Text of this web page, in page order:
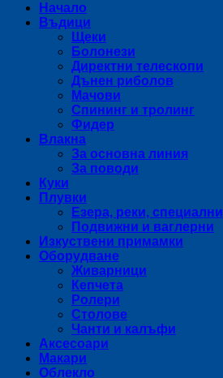
Начало
Въдици
Щеки
Болонези
Директни телескопи
Дънен риболов
Мачови
Спининг и тролинг
Фидер
Влакна
За основна линия
За поводи
Куки
Плувки
Езера, реки, специални
Подвижни и ваглерни
Изкуствени примамки
Оборудване
Живарници
Кепчета
Ролери
Столове
Чанти и калъфи
Аксесоари
Макари
Облекло